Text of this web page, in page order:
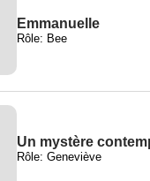
Emmanuelle
Rôle: Bee
Un mystère
Rôle: Geneviève